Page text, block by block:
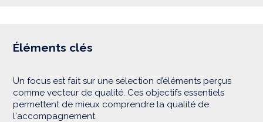
Éléments clés
Un focus est fait sur une sélection d’éléments perçus
comme vecteur de qualité. Ces objectifs essentiels
permettent de mieux comprendre la qualité de
l'accompagnement.